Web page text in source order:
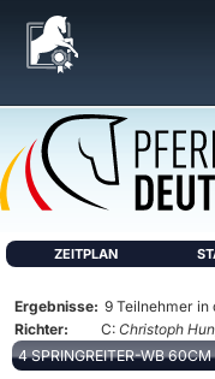
ZEITPLAN
Ergebnisse: 9 Teilnehmer in
Richter:
C: Christoph
4 SPRINGREITER-WB 60CM